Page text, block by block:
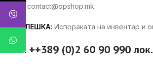
ни на contact@opshop.mk.
ЗАБЕЛЕШКА: Испораката на инвентар и
тел: ++389 (0)2 60 90 990